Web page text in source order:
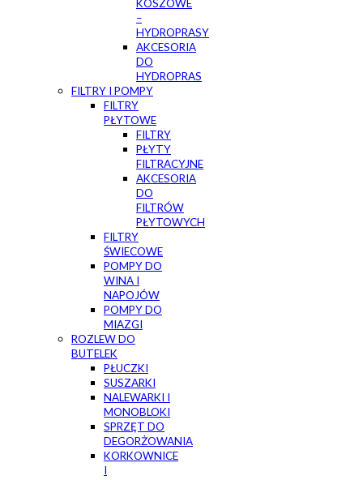
KOSZOWE
–
HYDROPRASY
AKCESORIA
DO
HYDROPRAS
FILTRY I POMPY
FILTRY
PŁYTOWE
FILTRY
PŁYTY
FILTRACYJNE
AKCESORIA
DO
FILTRÓW
PŁYTOWYCH
FILTRY
ŚWIECOWE
POMPY DO
WINA I
NAPOJÓW
POMPY DO
MIAZGI
ROZLEW DO
BUTELEK
PŁUCZKI
SUSZARKI
NALEWARKI I
MONOBLOKI
SPRZĘT DO
DEGORŻOWANIA
KORKOWNICE
I